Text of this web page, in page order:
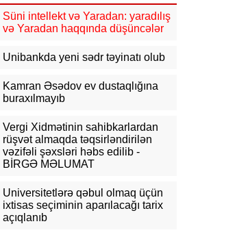
17:01 “Rosatom” mütəxəssislərini
İrandakı Buşehr AES-ə qaytarmağa
Bakıda yanacaq çəni yanır - FOTO -
VİDEO-YENİLƏNİB-1
16:03 Avropa 30 il fasilədən sonra
tam Günəş tutulmasına hazırlaşır
14:50 İranın ali rəhbəri Məsud
Pezeşkianla görüşüb
Süni intellekt və Yaradan: yaradılış
və Yaradan haqqında düşüncələr
Unibankda yeni sədr təyinatı olub
Kamran Əsədov ev dustaqlığına
buraxılmayıb
Vergi Xidmətinin sahibkarlardan
rüşvət almaqda təqsirləndirilən
vəzifəli şəxsləri həbs edilib -
BİRGƏ MƏLUMAT
Universitetlərə qəbul olmaq üçün
ixtisas seçiminin aparılacağı tarix
açıqlanıb